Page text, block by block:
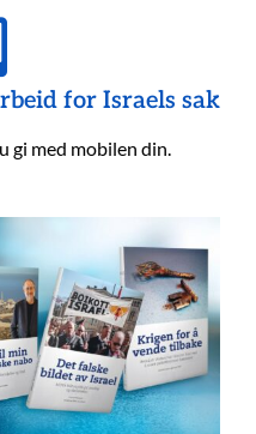
for Israels sak
gi med mobilen din.